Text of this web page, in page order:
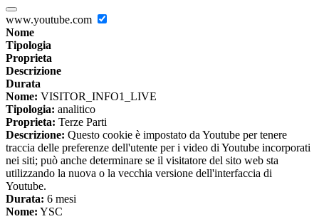
www.youtube.com
Nome
Tipologia
Proprieta
Descrizione
Durata
Nome: VISITOR_INFO1_LIVE
Tipologia: analitico
Proprieta: Terze Parti
Descrizione: Questo cookie è impostato da Youtube per tenere
traccia delle preferenze dell'utente per i video di Youtube incorporati
nei siti; può anche determinare se il visitatore del sito web sta
utilizzando la nuova o la vecchia versione dell'interfaccia di
Youtube.
Durata: 6 mesi
Nome: YSC